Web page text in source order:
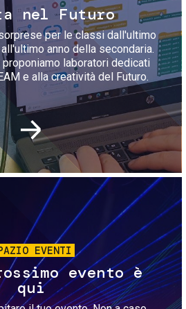
nel Futuro
per le classi dall'ultimo
anno della secondaria.
laboratori dedicati
e alla creatività del Futuro.
Immagine
EVENTI
evento è
qui